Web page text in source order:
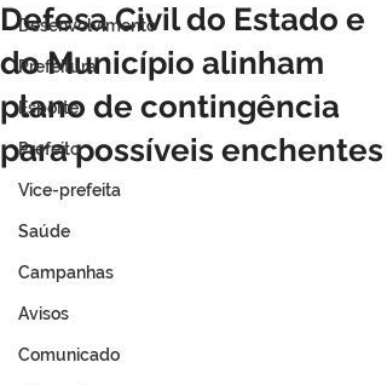
Desenvolvimento
Prefeitura
Esporte
Prefeito
Vice-prefeita
Saúde
Campanhas
Avisos
Comunicado
Defesa Civil do Estado e
do Município alinham
plano de contingência
para possíveis enchentes